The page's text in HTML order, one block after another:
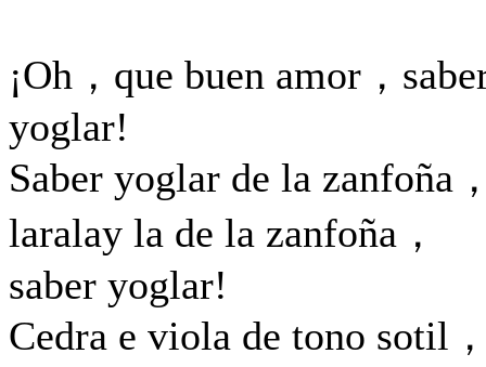
¡Oh，que buen amor，
yoglar!
Saber yoglar de la zanfoña
laralay la de la zanfoña，
saber yoglar!
Cedra e viola de tono sotil